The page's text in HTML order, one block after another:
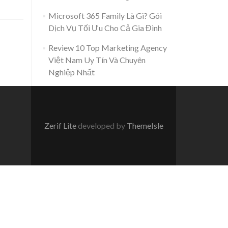
Microsoft 365 Family Là Gì? Gói
Dịch Vụ Tối Ưu Cho Cả Gia Đình
Review 10 Top Marketing Agency
Việt Nam Uy Tín Và Chuyên
Nghiệp Nhất
Zerif Lite developed by ThemeIsle